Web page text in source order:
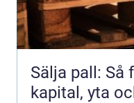
Sälja pall: Så
kapital, yta